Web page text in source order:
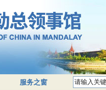
服务之窗